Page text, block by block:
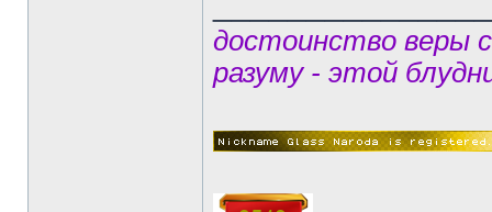
достоинство веры
разуму - этой